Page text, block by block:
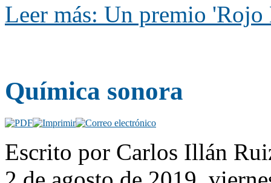
Leer más: Un premio
Química sonora
Escrito por Carlos Illán